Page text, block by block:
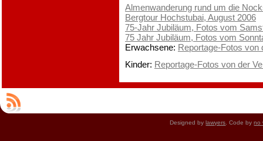
Almenwanderung rund um die
Bergtour Hochstubai, August 2006
75-Jahr Jubiläum, Fotos vom
75 Jahr Jubiläum, Fotos vom
Erwachsene: Reportage-Fotos von
Kinder: Reportage-Fotos von der
Designed bylawyers . Code byno